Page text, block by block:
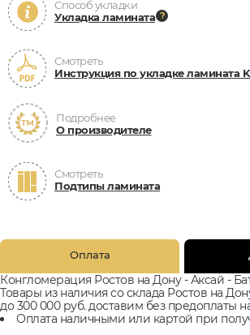
Способ укладки
Укладка ламината
Смотреть
Инструкция по укладке ламината
Подробнее
О производителе
Смотреть
Подтипы ламината
Оплата
Конгломерация Ростов на Дону - Аксай -
Товары из наличия со склада Ростов на
до 300 000 руб. доставим без предоплаты
Оплата наличными или картой при